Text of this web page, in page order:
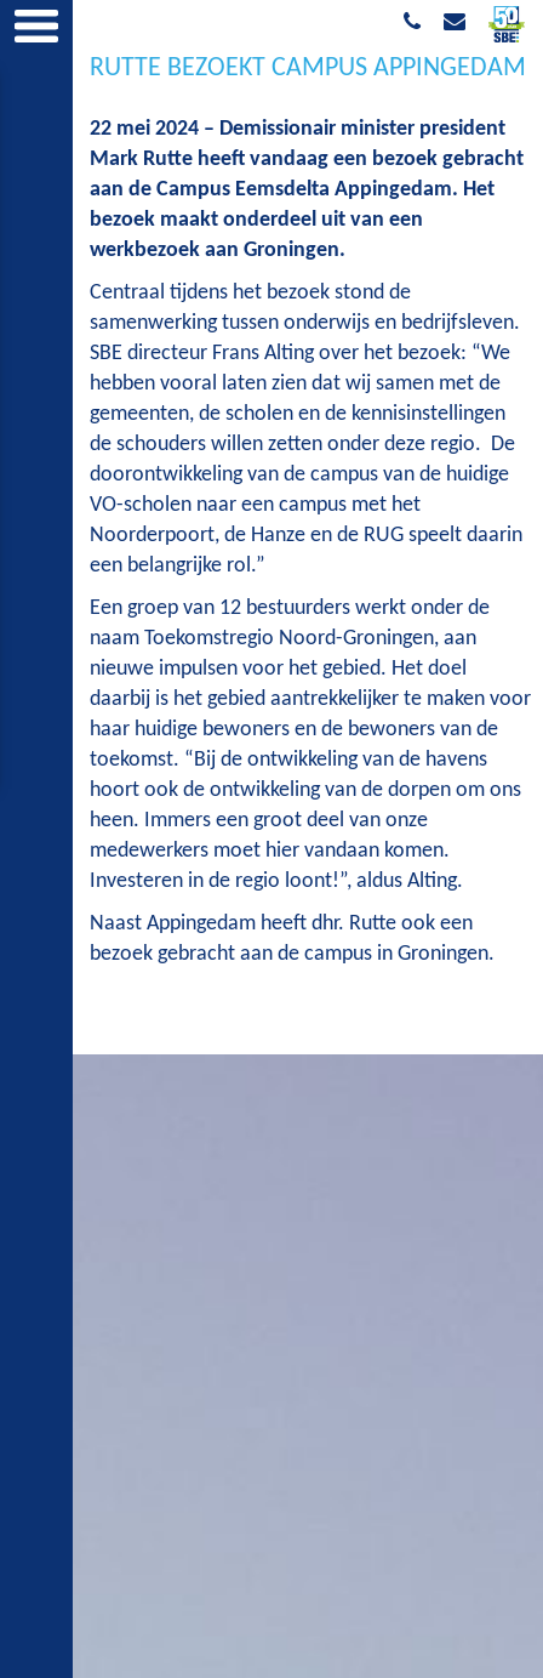
RUTTE BEZOEKT CAMPUS APPINGEDAM
22 mei 2024 – Demissionair minister president
Mark Rutte heeft vandaag een bezoek gebracht
aan de Campus Eemsdelta Appingedam. Het
bezoek maakt onderdeel uit van een
werkbezoek aan Groningen.
Centraal tijdens het bezoek stond de
samenwerking tussen onderwijs en bedrijfsleven.
SBE directeur Frans Alting over het bezoek: “We
hebben vooral laten zien dat wij samen met de
gemeenten, de scholen en de kennisinstellingen
de schouders willen zetten onder deze regio. De
doorontwikkeling van de campus van de huidige
VO-scholen naar een campus met het
Noorderpoort, de Hanze en de RUG speelt daarin
een belangrijke rol.”
Een groep van 12 bestuurders werkt onder de
naam Toekomstregio Noord-Groningen, aan
nieuwe impulsen voor het gebied. Het doel
daarbij is het gebied aantrekkelijker te maken voor
haar huidige bewoners en de bewoners van de
toekomst. “Bij de ontwikkeling van de havens
hoort ook de ontwikkeling van de dorpen om ons
heen. Immers een groot deel van onze
medewerkers moet hier vandaan komen.
Investeren in de regio loont!”, aldus Alting.
Naast Appingedam heeft dhr. Rutte ook een
bezoek gebracht aan de campus in Groningen.